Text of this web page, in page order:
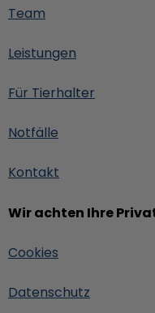
Team
Leistungen
Für Tierhalter
Notfälle
Kontakt
Wir achten Ihre
Cookies
Datenschutz